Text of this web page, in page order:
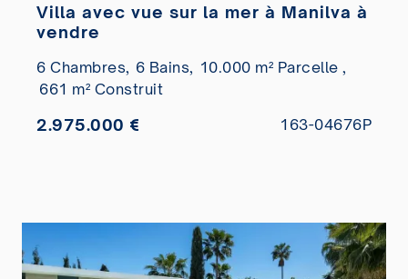
Villa avec vue sur la mer à Manilva à
vendre
6 Chambres, 6 Bains, 10.000 m² Parcelle ,
661 m² Construit
2.975.000 € 163-04676P